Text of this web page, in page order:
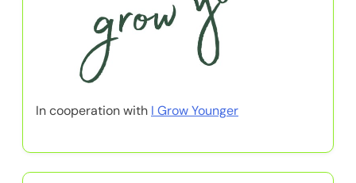
In cooperation with I Grow Younger